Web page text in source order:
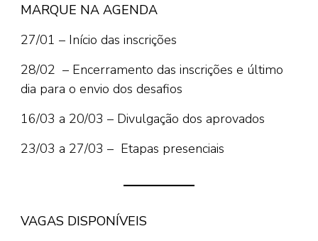
MARQUE NA AGENDA
27/01 – Início das inscrições
28/02 – Encerramento das inscrições e último
dia para o envio dos desafios
16/03 a 20/03 – Divulgação dos aprovados
23/03 a 27/03 – Etapas presenciais
VAGAS DISPONÍVEIS